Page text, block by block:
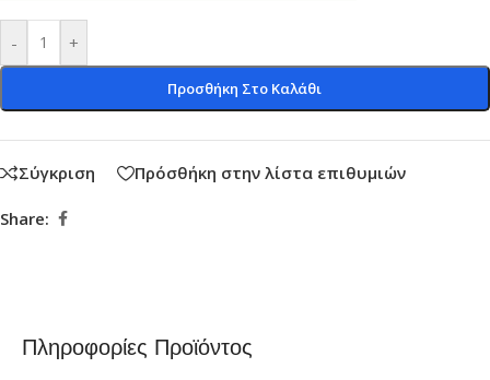
- +
Προσθήκη Στο Καλάθι
Σύγκριση Πρόσθήκη στην λίστα επιθυμιών
Share:
Πληροφορίες Προϊόντος